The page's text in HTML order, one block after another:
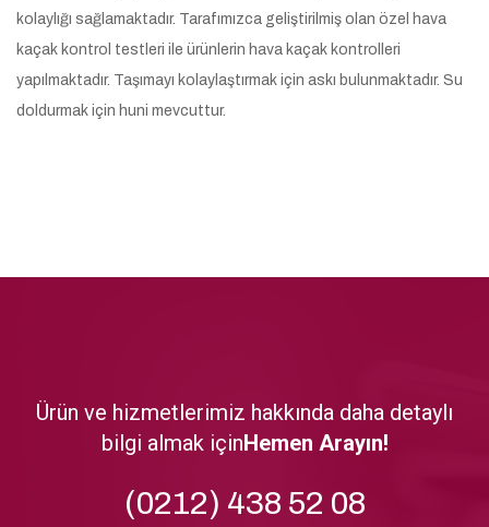
kolaylığı sağlamaktadır. Tarafımızca geliştirilmiş olan özel hava
kaçak kontrol testleri ile ürünlerin hava kaçak kontrolleri
yapılmaktadır. Taşımayı kolaylaştırmak için askı bulunmaktadır. Su
doldurmak için huni mevcuttur.
Ürün ve hizmetlerimiz hakkında daha detaylı
bilgi almak içinHemen Arayın!
(0212) 438 52 08